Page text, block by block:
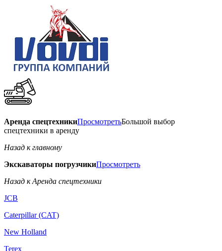
Аренда спецтехникиПросмотретьБольшой выбор
спецтехники в аренду
Назад к главному
Экскаваторы погрузчикиПросмотреть
Назад к Аренда спецтехники
JCB
Caterpillar (CAT)
New Holland
Terex